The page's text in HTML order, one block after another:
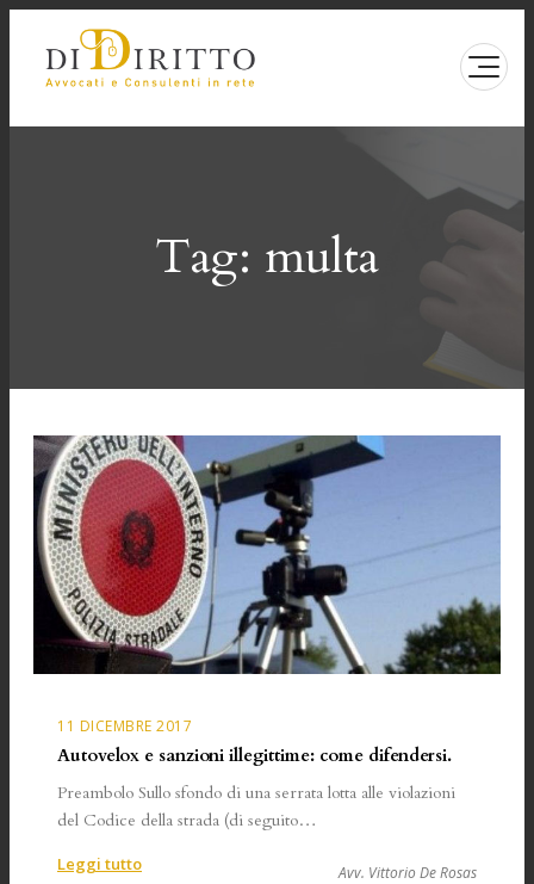
contenuto
Tag: multa
11 DICEMBRE 2017
Autovelox e sanzioni illegittime: come difendersi.
Preambolo Sullo sfondo di una serrata lotta alle violazioni
del Codice della strada (di seguito…
Leggi tutto:
Avv. Vittorio De Rosas